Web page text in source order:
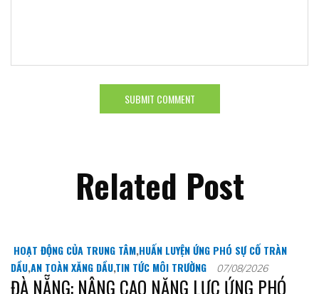
Related Post
HOẠT ĐỘNG CỦA TRUNG TÂM,HUẤN LUYỆN ỨNG PHÓ SỰ CỐ TRÀN
DẦU,AN TOÀN XĂNG DẦU,TIN TỨC MÔI TRƯỜNG 07/08/2026
ĐÀ NẴNG: NÂNG CAO NĂNG LỰC ỨNG PHÓ